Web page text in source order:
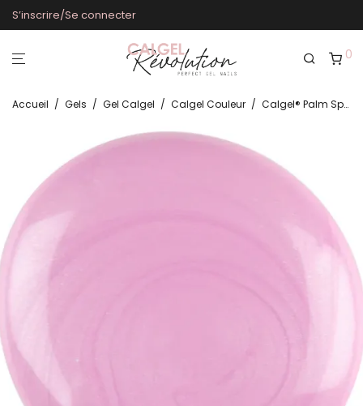
S’inscrire/Se connecter
0
Accueil / Gels / Gel Calgel / Calgel Couleur / Calgel® Palm Springs CG857